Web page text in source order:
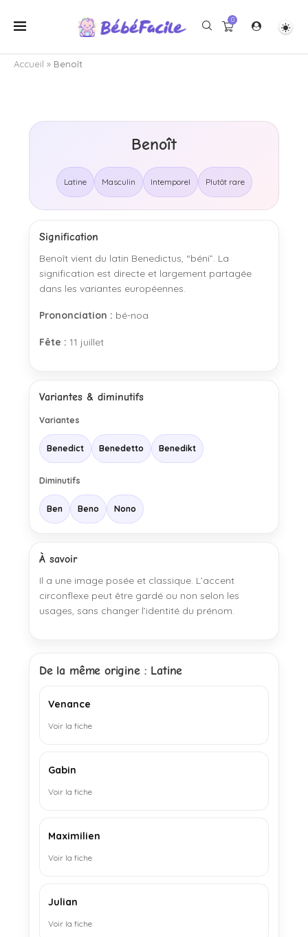
0
Accueil » Benoît
Benoît
Latine Masculin Intemporel Plutôt rare
Signification
Benoît vient du latin Benedictus, “béni”. La
signification est directe et largement partagée
dans les variantes européennes.
Prononciation : bé-noa
Fête : 11 juillet
Variantes & diminutifs
Variantes
Benedict Benedetto Benedikt
Diminutifs
Ben Beno Nono
À savoir
Il a une image posée et classique. L’accent
circonflexe peut être gardé ou non selon les
usages, sans changer l’identité du prénom.
De la même origine : Latine
Venance
Voir la fiche
Gabin
Voir la fiche
Maximilien
Voir la fiche
Julian
Voir la fiche